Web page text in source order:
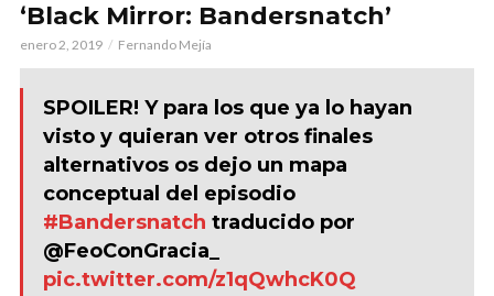
‘Black Mirror: Bandersnatch’
enero 2, 2019 Fernando Mejía
SPOILER! Y para los que ya lo hayan
visto y quieran ver otros finales
alternativos os dejo un mapa
conceptual del episodio
#Bandersnatch traducido por
@FeoConGracia_
pic.twitter.com/z1qQwhcK0Q